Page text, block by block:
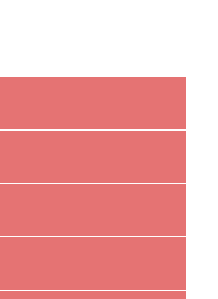
di lavoro regionali
- Dispositivi